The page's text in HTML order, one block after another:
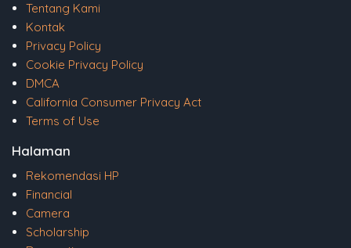
Tentang Kami
Kontak
Privacy Policy
Cookie Privacy Policy
DMCA
California Consumer Privacy Act
Terms of Use
Halaman
Rekomendasi HP
Financial
Camera
Scholarship